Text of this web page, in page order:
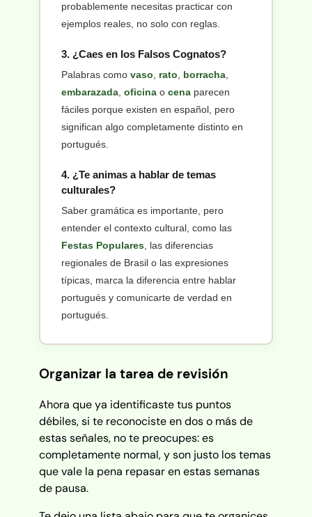
probablemente necesitas practicar con
ejemplos reales, no solo con reglas.
3. ¿Caes en los Falsos Cognatos?
Palabras como vaso, rato, borracha,
embarazada, oficinao cenaparecen
fáciles porque existen en español, pero
significan algo completamente distinto en
portugués.
4. ¿Te animas a hablar de temas
culturales?
Saber gramática es importante, pero
entender el contexto cultural, como las
Festas Populares, las diferencias
regionales de Brasil o las expresiones
típicas, marca la diferencia entre hablar
portugués y comunicarte de verdad en
portugués.
Organizar la tarea de revisión
Ahora que ya identificaste tus puntos
débiles, si te reconociste en dos o más de
estas señales, no te preocupes: es
completamente normal, y son justo los temas
que vale la pena repasar en estas semanas
de pausa.